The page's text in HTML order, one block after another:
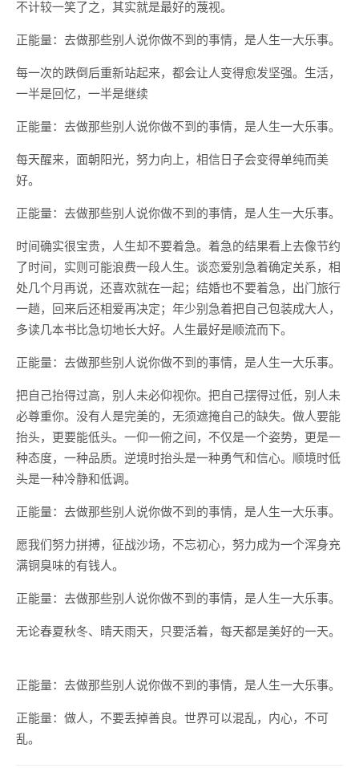
不计较一笑了之，其实就是最好的蔑视。 ​
正能量：去做那些别人说你做不到的事情，是人生一大乐事。
每一次的跌倒后重新站起来，都会让人变得愈发坚强。生活，
一半是回忆，一半是继续
正能量：去做那些别人说你做不到的事情，是人生一大乐事。
每天醒来，面朝阳光，努力向上，相信日子会变得单纯而美
好。
正能量：去做那些别人说你做不到的事情，是人生一大乐事。
时间确实很宝贵，人生却不要着急。着急的结果看上去像节约
了时间，实则可能浪费一段人生。谈恋爱别急着确定关系，相
处几个月再说，还喜欢就在一起；结婚也不要着急，出门旅行
一趟，回来后还相爱再决定；年少别急着把自己包装成大人，
多读几本书比急切地长大好。人生最好是顺流而下。 ​​​​
正能量：去做那些别人说你做不到的事情，是人生一大乐事。
把自己抬得过高，别人未必仰视你。把自己摆得过低，别人未
必尊重你。没有人是完美的，无须遮掩自己的缺失。做人要能
抬头，更要能低头。一仰一俯之间，不仅是一个姿势，更是一
种态度，一种品质。逆境时抬头是一种勇气和信心。顺境时低
头是一种冷静和低调。
正能量：去做那些别人说你做不到的事情，是人生一大乐事。
愿我们努力拼搏，征战沙场，不忘初心，努力成为一个浑身充
满铜臭味的有钱人。
正能量：去做那些别人说你做不到的事情，是人生一大乐事。
无论春夏秋冬、晴天雨天，只要活着，每天都是美好的一天。
正能量：去做那些别人说你做不到的事情，是人生一大乐事。
正能量：做人，不要丢掉善良。世界可以混乱，内心，不可
乱。